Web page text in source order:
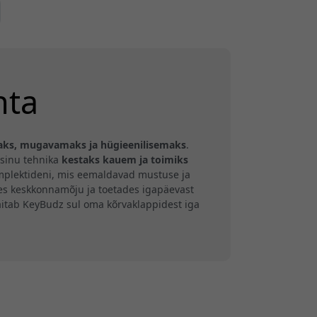
mugavamaks ja hügieenilisemaks.
tehnika kestaks kauem ja toimiks
mis eemaldavad mustuse ja
keskkonnamõju ja toetades igapäevast
KeyBudz sul oma kõrvaklappidest iga